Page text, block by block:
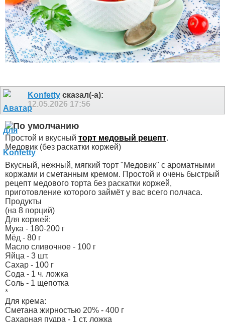
Konfetty сказал(-а):
12.05.2026 17:56
Простой и вкусный торт медовый рецепт.
Медовик (без раскатки коржей)
Вкусный, нежный, мягкий торт "Медовик" с ароматными
коржами и сметанным кремом. Простой и очень быстрый
рецепт медового торта без раскатки коржей,
приготовление которого займёт у вас всего полчаса.
Продукты
(на 8 порций)
Для коржей:
Мука - 180-200 г
Мёд - 80 г
Масло сливочное - 100 г
Яйца - 3 шт.
Сахар - 100 г
Сода - 1 ч. ложка
Соль - 1 щепотка
*
Для крема:
Сметана жирностью 20% - 400 г
Сахарная пудра - 1 ст. ложка